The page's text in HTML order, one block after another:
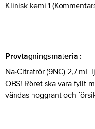
Klinisk kemi 1
Provtagningsmaterial:
Na-Citratrör (9NC) 2,7 mL
OBS! Röret ska vara fyllt
vändas noggrant och